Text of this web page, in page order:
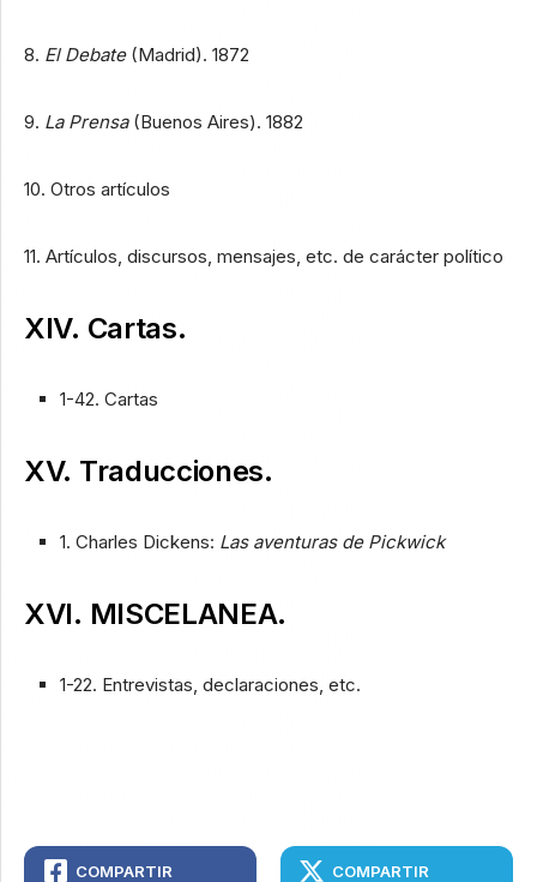
8. El Debate(Madrid). 1872
9. La Prensa(Buenos Aires). 1882
10. Otros artículos
11. Artículos, discursos, mensajes, etc. de carácter político
XIV. Cartas.
1-42. Cartas
XV. Traducciones.
1. Charles Dickens: Las aventuras de Pickwick
XVI. MISCELANEA.
1-22. Entrevistas, declaraciones, etc.
COMPARTIR COMPARTIR